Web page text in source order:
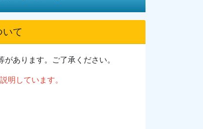
て
あります。ご了承ください。
明しています。